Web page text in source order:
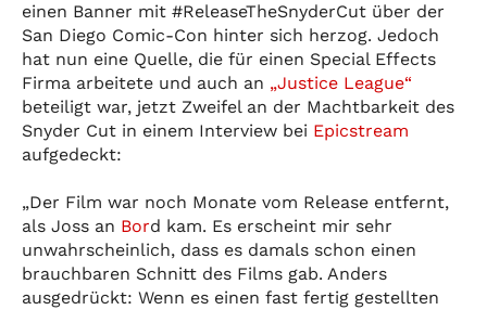
einen Banner mit #ReleaseTheSnyderCut über der
San Diego Comic-Con hinter sich herzog. Jedoch
hat nun eine Quelle, die für einen Special Effects
Firma arbeitete und auch an „Justice League“
beteiligt war, jetzt Zweifel an der Machtbarkeit des
Snyder Cut in einem Interview bei Epicstream
aufgedeckt:
„Der Film war noch Monate vom Release entfernt,
als Joss an Bord kam. Es erscheint mir sehr
unwahrscheinlich, dass es damals schon einen
brauchbaren Schnitt des Films gab. Anders
ausgedrückt: Wenn es einen fast fertig gestellten